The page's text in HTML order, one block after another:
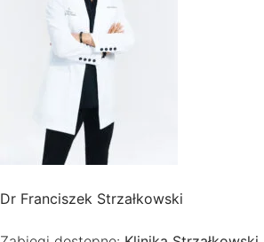
Dr Franciszek Strzałkowski